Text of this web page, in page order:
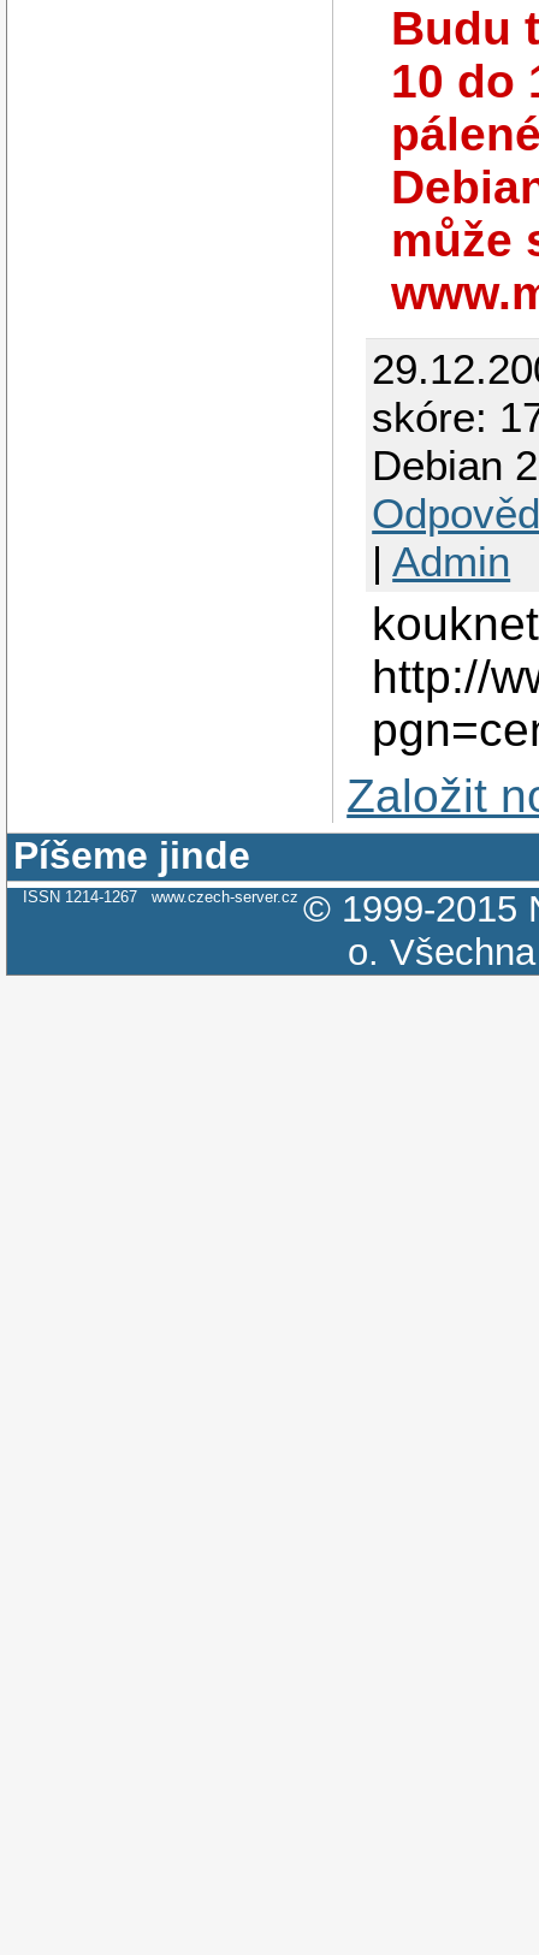
Budu
10 do
může
skóre:
Debian
|Admin
http://
Založit
Píšeme jinde
ISSN 1214-1267 www.czech-server.cz © 1999-2015
o.